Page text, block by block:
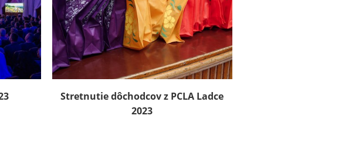
Stretnutie dôchodcov z PCLA Ladce
2023